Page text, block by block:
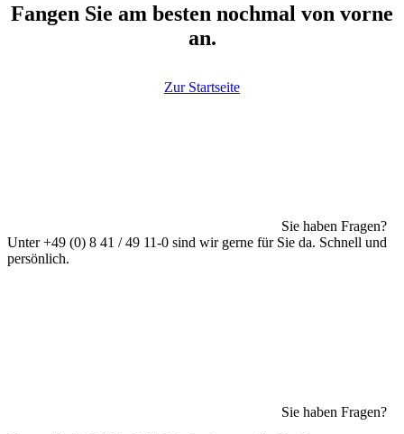
Fangen Sie am besten nochmal von vorne
an.
Zur Startseite
Sie haben Fragen?
Unter +49 (0) 8 41 / 49 11-0 sind wir gerne für Sie da. Schnell und
persönlich.
Sie haben Fragen?